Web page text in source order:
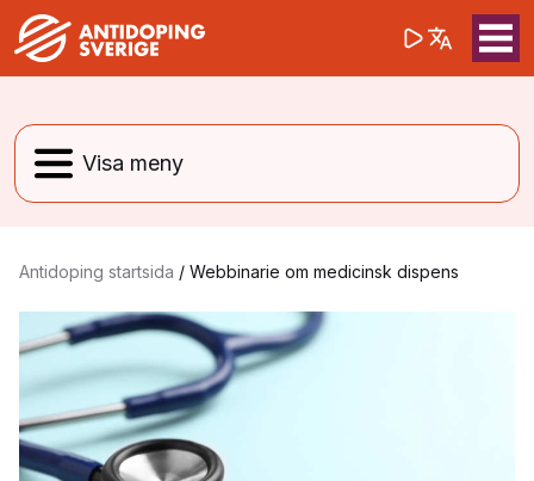
Sök på(opens in a
Antidoping startsida / Webbinarie om medicinsk dispens